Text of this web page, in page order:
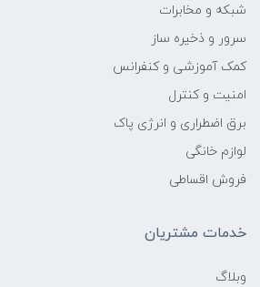
محدوده سرعت پردازنده
شبکه و مخابرات
سرور و ذخیره ساز
کمک آموزشی و کنفرانس
امنیت و کنترل
برق اضطراری و انرژی پاک
لوازم خانگی
فروش اقساطی
خدمات مشتریان
وبلاگ